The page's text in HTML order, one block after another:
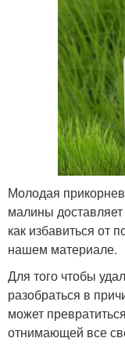
Молодая
малины
как избавиться от
нашем материале.
Для того чтобы
разобраться в
может
отнимающей все